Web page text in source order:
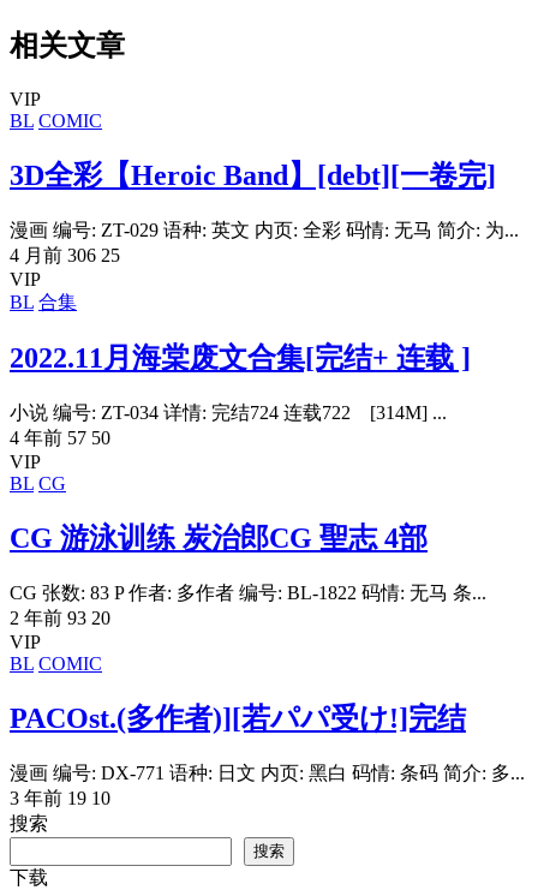
相关文章
VIP
BL COMIC
3D全彩【Heroic Band】[debt][一卷完]
漫画 编号: ZT-029 语种: 英文 内页: 全彩 码情: 无马 简介: 为...
4 月前 306 25
VIP
BL 合集
2022.11月海棠废文合集[完结+ 连载 ]
小说 编号: ZT-034 详情: 完结724 连载722 [314M] ...
4 年前 57 50
VIP
BL CG
CG 游泳训练 炭治郎CG 聖志 4部
CG 张数: 83 P 作者: 多作者 编号: BL-1822 码情: 无马 条...
2 年前 93 20
VIP
BL COMIC
PACOst.(多作者)][若パパ受け!]完结
漫画 编号: DX-771 语种: 日文 内页: 黑白 码情: 条码 简介: 多...
3 年前 19 10
搜索
搜索
下载